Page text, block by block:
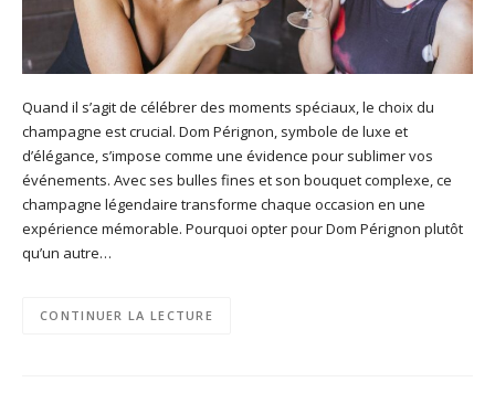
Quand il s’agit de célébrer des moments spéciaux, le choix du
champagne est crucial. Dom Pérignon, symbole de luxe et
d’élégance, s’impose comme une évidence pour sublimer vos
événements. Avec ses bulles fines et son bouquet complexe, ce
champagne légendaire transforme chaque occasion en une
expérience mémorable. Pourquoi opter pour Dom Pérignon plutôt
qu’un autre…
CONTINUER LA LECTURE